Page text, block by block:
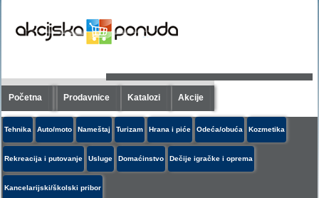
Početna Prodavnice Katalozi Akcije
Tehnika Auto/moto Nameštaj Turizam Hrana i piće Odeća/obuća Kozmetika
Rekreacija i putovanje Usluge Domaćinstvo Dečije igračke i oprema
Kancelarijski/školski pribor